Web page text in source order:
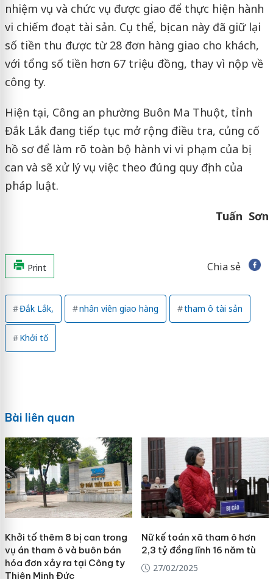
nhiệm vụ và chức vụ được giao để thực hiện hành
vi chiếm đoạt tài sản. Cụ thể, bị can này đã giữ lại
số tiền thu được từ 28 đơn hàng giao cho khách,
với tổng số tiền hơn 67 triệu đồng, thay vì nộp về
công ty.
Hiện tại, Công an phường Buôn Ma Thuột, tỉnh
Đắk Lắk đang tiếp tục mở rộng điều tra, củng cố
hồ sơ để làm rõ toàn bộ hành vi vi phạm của bị
can và sẽ xử lý vụ việc theo đúng quy định của
pháp luật.
Tuấn Sơn
Print Chia sẻ
Đắk Lắk, nhân viên giao hàng tham ô tài sản
Khởi tố
Bài liên quan
Khởi tố thêm 8 bị can trong
vụ án tham ô và buôn bán
hóa đơn xảy ra tại Công ty
Thiên Minh Đức
Nữ kế toán xã tham ô hơn
2,3 tỷ đồng lĩnh 16 năm tù
27/02/2025